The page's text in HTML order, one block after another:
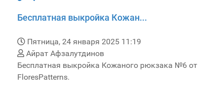
Бесплатная выкройка Кожан...
Пятница, 24 января 2025 11:19
Айрат Афзалутдинов
Бесплатная выкройка Кожаного рюкзака №6 от
FloresPatterns.